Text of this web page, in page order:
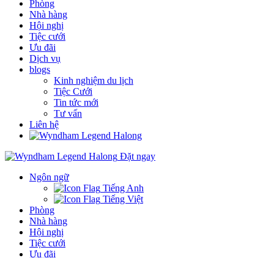
Phòng
Nhà hàng
Hội nghị
Tiệc cưới
Ưu đãi
Dịch vụ
blogs
Kinh nghiệm du lịch
Tiệc Cưới
Tin tức mới
Tư vấn
Liên hệ
Đặt ngay
Ngôn ngữ
Tiếng Anh
Tiếng Việt
Phòng
Nhà hàng
Hội nghị
Tiệc cưới
Ưu đãi